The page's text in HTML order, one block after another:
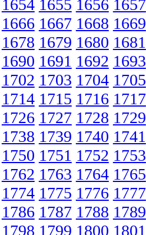
1654 1655 1656 1657
1666 1667 1668 1669
1678 1679 1680 1681
1690 1691 1692 1693
1702 1703 1704 1705
1714 1715 1716 1717
1726 1727 1728 1729
1738 1739 1740 1741
1750 1751 1752 1753
1762 1763 1764 1765
1774 1775 1776 1777
1786 1787 1788 1789
1798 1799 1800 1801